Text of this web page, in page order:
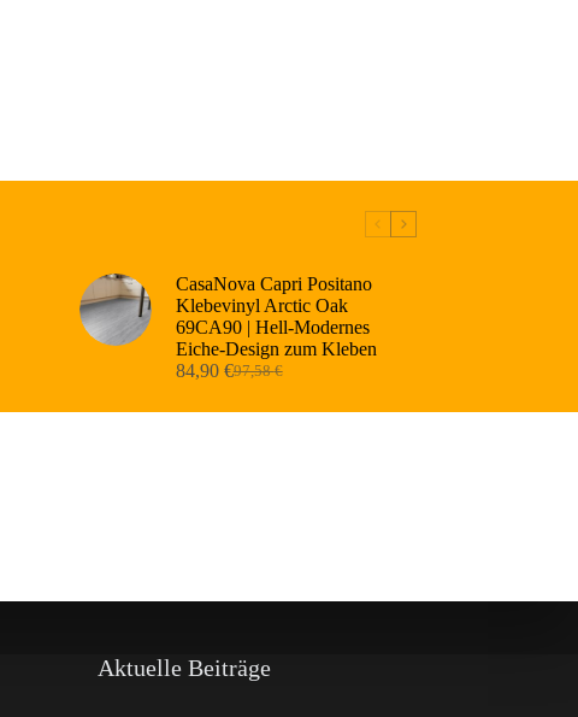
CasaNova Capri Positano
Klebevinyl Arctic Oak
69CA90 | Hell-Modernes
Eiche-Design zum Kleben
97,58€
Ursprünglicher
84,90 €Aktueller
Aktuelle Beiträge